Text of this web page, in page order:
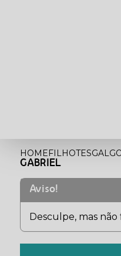
HOMEFILHOTES
GABRIEL
Aviso!
Desculpe, mas